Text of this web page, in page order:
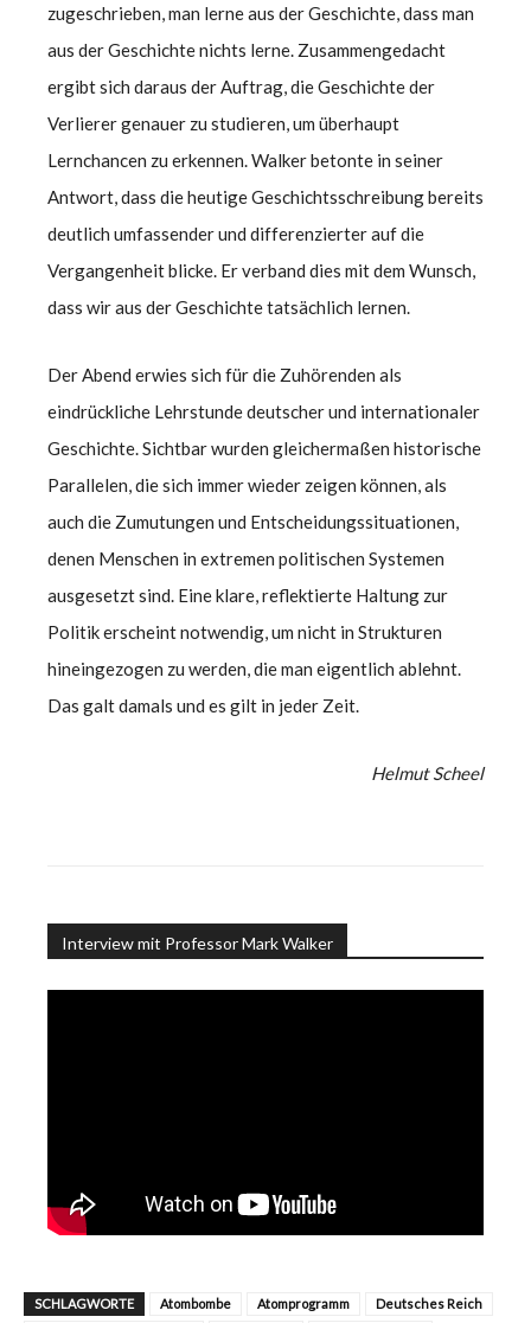
zugeschrieben, man lerne aus der Geschichte, dass man
aus der Geschichte nichts lerne. Zusammengedacht
ergibt sich daraus der Auftrag, die Geschichte der
Verlierer genauer zu studieren, um überhaupt
Lernchancen zu erkennen. Walker betonte in seiner
Antwort, dass die heutige Geschichtsschreibung bereits
deutlich umfassender und differenzierter auf die
Vergangenheit blicke. Er verband dies mit dem Wunsch,
dass wir aus der Geschichte tatsächlich lernen.
Der Abend erwies sich für die Zuhörenden als
eindrückliche Lehrstunde deutscher und internationaler
Geschichte. Sichtbar wurden gleichermaßen historische
Parallelen, die sich immer wieder zeigen können, als
auch die Zumutungen und Entscheidungssituationen,
denen Menschen in extremen politischen Systemen
ausgesetzt sind. Eine klare, reflektierte Haltung zur
Politik erscheint notwendig, um nicht in Strukturen
hineingezogen zu werden, die man eigentlich ablehnt.
Das galt damals und es gilt in jeder Zeit.
Helmut Scheel
Interview mit Professor Mark Walker
SCHLAGWORTE Atombombe Atomprogramm
Deutsches Reich